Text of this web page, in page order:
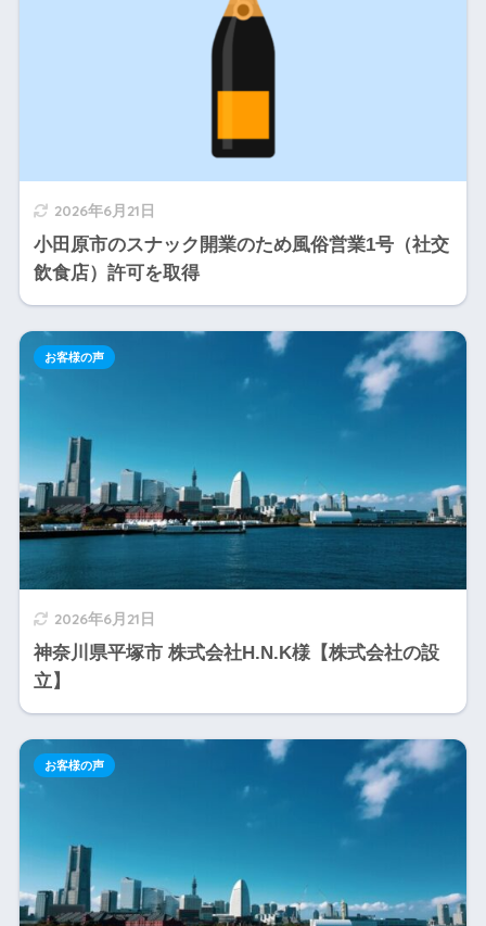
2026年6月21日
小田原市のスナック開業のため風俗営業1号（社交
飲食店）許可を取得
2026年6月21日
神奈川県平塚市 株式会社H.N.K様【株式会社の設
立】
お客様の声
お客様の声